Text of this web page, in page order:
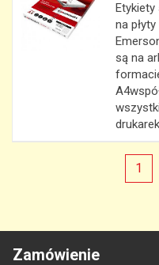
Etykiety
na płyty
są na
1
Zamówienie